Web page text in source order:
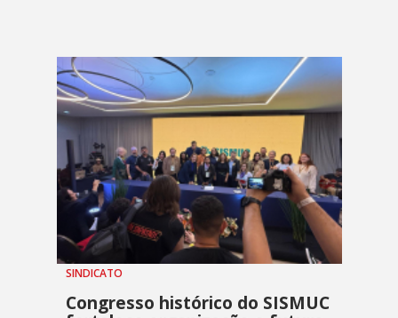
SINDICATO
Congresso histórico do SISMUC